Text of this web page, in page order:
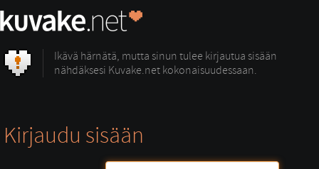
Ikävä härnätä, mutta sinun tulee kirjautua sisään
nähdäksesi Kuvake.net kokonaisuudessaan.
Kirjaudu sisään